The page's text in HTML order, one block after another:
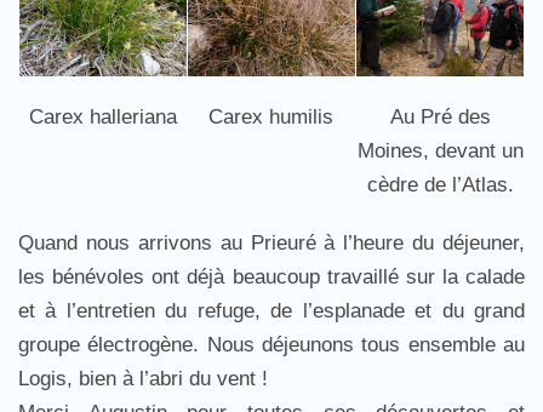
Carex halleriana Carex humilis
Au Pré des
Moines, devant un
cèdre de l’Atlas.
Quand nous arrivons au Prieuré à l’heure du déjeuner,
les bénévoles ont déjà beaucoup travaillé sur la calade
et à l’entretien du refuge, de l’esplanade et du grand
groupe électrogène. Nous déjeunons tous ensemble au
Logis, bien à l’abri du vent !